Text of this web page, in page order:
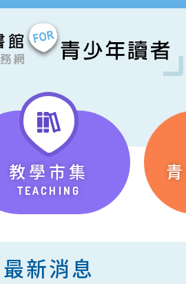
教學市集
TEACHING
最新消息